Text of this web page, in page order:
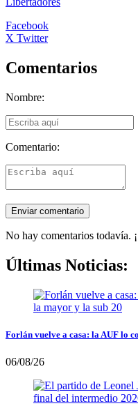
Facebook
X Twitter
Comentarios
Nombre:
Comentario:
No hay comentarios todavía.
Últimas Noticias:
Forlán vuelve a casa: la AUF lo
06/08/26